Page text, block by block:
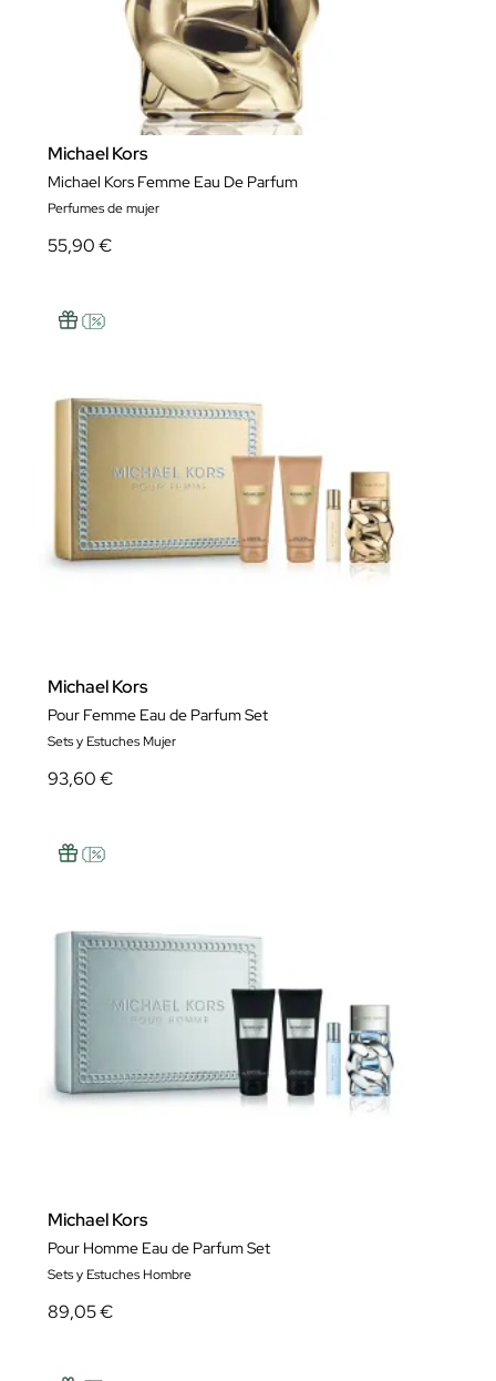
Michael Kors
Michael Kors Femme Eau De Parfum
Perfumes de mujer
55,90 €
Michael Kors
Pour Femme Eau de Parfum Set
Sets y Estuches Mujer
93,60 €
Michael Kors
Pour Homme Eau de Parfum Set
Sets y Estuches Hombre
89,05 €